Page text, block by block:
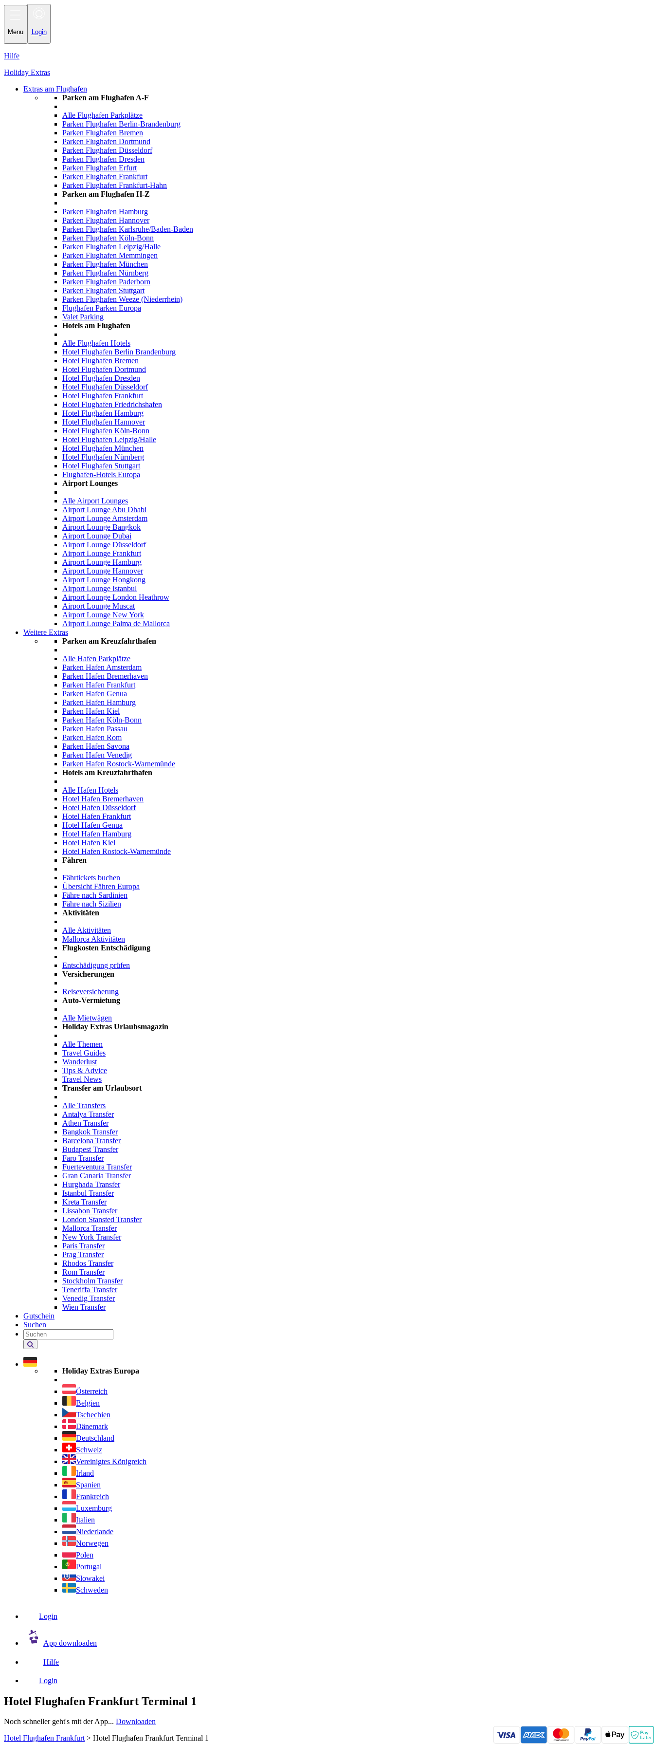
Menu Login
Hilfe
Holiday Extras
Extras am Flughafen
Parken am Flughafen A-F
Alle Flughafen Parkplätze
Parken Flughafen Berlin-Brandenburg
Parken Flughafen Bremen
Parken Flughafen Dortmund
Parken Flughafen Düsseldorf
Parken Flughafen Dresden
Parken Flughafen Erfurt
Parken Flughafen Frankfurt
Parken Flughafen Frankfurt-Hahn
Parken am Flughafen H-Z
Parken Flughafen Hamburg
Parken Flughafen Hannover
Parken Flughafen Karlsruhe/Baden-Baden
Parken Flughafen Köln-Bonn
Parken Flughafen Leipzig/Halle
Parken Flughafen Memmingen
Parken Flughafen München
Parken Flughafen Nürnberg
Parken Flughafen Paderborn
Parken Flughafen Stuttgart
Parken Flughafen Weeze (Niederrhein)
Flughafen Parken Europa
Valet Parking
Hotels am Flughafen
Alle Flughafen Hotels
Hotel Flughafen Berlin Brandenburg
Hotel Flughafen Bremen
Hotel Flughafen Dortmund
Hotel Flughafen Dresden
Hotel Flughafen Düsseldorf
Hotel Flughafen Frankfurt
Hotel Flughafen Friedrichshafen
Hotel Flughafen Hamburg
Hotel Flughafen Hannover
Hotel Flughafen Köln-Bonn
Hotel Flughafen Leipzig/Halle
Hotel Flughafen München
Hotel Flughafen Nürnberg
Hotel Flughafen Stuttgart
Flughafen-Hotels Europa
Airport Lounges
Alle Airport Lounges
Airport Lounge Abu Dhabi
Airport Lounge Amsterdam
Airport Lounge Bangkok
Airport Lounge Dubai
Airport Lounge Düsseldorf
Airport Lounge Frankfurt
Airport Lounge Hamburg
Airport Lounge Hannover
Airport Lounge Hongkong
Airport Lounge Istanbul
Airport Lounge London Heathrow
Airport Lounge Muscat
Airport Lounge New York
Airport Lounge Palma de Mallorca
Weitere Extras
Parken am Kreuzfahrthafen
Alle Hafen Parkplätze
Parken Hafen Amsterdam
Parken Hafen Bremerhaven
Parken Hafen Frankfurt
Parken Hafen Genua
Parken Hafen Hamburg
Parken Hafen Kiel
Parken Hafen Köln-Bonn
Parken Hafen Passau
Parken Hafen Rom
Parken Hafen Savona
Parken Hafen Venedig
Parken Hafen Rostock-Warnemünde
Hotels am Kreuzfahrthafen
Alle Hafen Hotels
Hotel Hafen Bremerhaven
Hotel Hafen Düsseldorf
Hotel Hafen Frankfurt
Hotel Hafen Genua
Hotel Hafen Hamburg
Hotel Hafen Kiel
Hotel Hafen Rostock-Warnemünde
Fähren
Fährtickets buchen
Übersicht Fähren Europa
Fähre nach Sardinien
Fähre nach Sizilien
Aktivitäten
Alle Aktivitäten
Mallorca Aktivitäten
Flugkosten Entschädigung
Entschädigung prüfen
Versicherungen
Reiseversicherung
Auto-Vermietung
Alle Mietwägen
Holiday Extras Urlaubsmagazin
Alle Themen
Travel Guides
Wanderlust
Tips & Advice
Travel News
Transfer am Urlaubsort
Alle Transfers
Antalya Transfer
Athen Transfer
Bangkok Transfer
Barcelona Transfer
Budapest Transfer
Faro Transfer
Fuerteventura Transfer
Gran Canaria Transfer
Hurghada Transfer
Istanbul Transfer
Kreta Transfer
Lissabon Transfer
London Stansted Transfer
Mallorca Transfer
New York Transfer
Paris Transfer
Prag Transfer
Rhodos Transfer
Rom Transfer
Stockholm Transfer
Teneriffa Transfer
Venedig Transfer
Wien Transfer
Gutschein
Suchen
Holiday
Extras
durchsuchen
Holiday Extras Europa
Österreich
Belgien
Tschechien
Dänemark
Deutschland
Schweiz
Vereinigtes Königreich
Irland
Spanien
Frankreich
Luxemburg
Italien
Niederlande
Norwegen
Polen
Portugal
Slowakei
Schweden
Login
App downloaden
Hilfe
Login
Hotel Flughafen Frankfurt Terminal 1
Noch schneller geht's mit der App... Downloaden
Hotel Flughafen Frankfurt > Hotel Flughafen Frankfurt Terminal 1